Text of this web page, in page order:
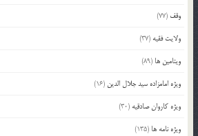
وقف (77)
ولایت فقیه (37)
ویتامین ها (89)
ویژه امامزاده سید جلال الدین (16)
ویژه کاروان صادقیه (30)
ویژه نامه ها (135)